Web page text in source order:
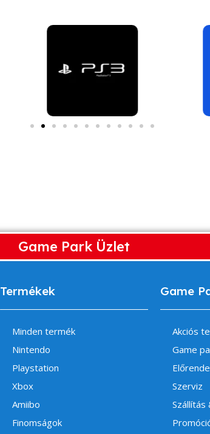
Game Park Üzlet
Termékek
Minden termék
Nintendo
Playstation
Xbox
Amiibo
Finomságok
Game
Akciós
Game
Szerviz
Szállítás